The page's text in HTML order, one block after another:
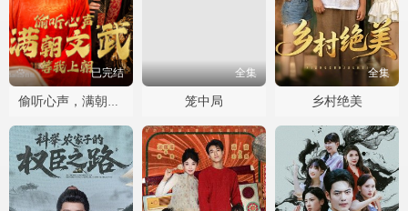
已完结 全集
笼中局
全集
乡村绝美